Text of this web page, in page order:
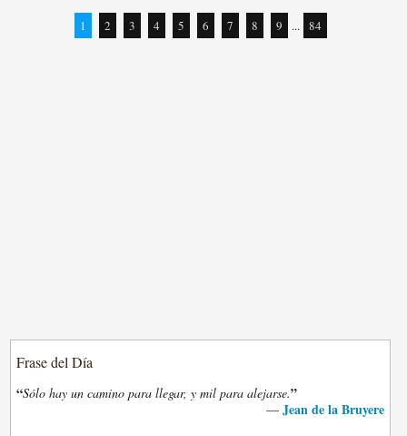
1 2 3 4 5 6 7 8 9 ... 84
Frase del Día
“Sólo hay un camino para llegar, y mil para alejarse.”
— Jean de la Bruyere